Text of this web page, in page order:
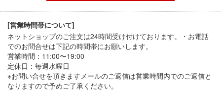
[営業時間帯について]
ネットショップのご注文は24時間受け付けております。・お電話
でのお問合せは下記の時間帯にお願いします。
営業時間：11:00〜19:00
定休日：毎週水曜日
※お問い合せを頂きますメールのご返信は営業時間内でのご返信と
なりますので予めご了承ください。